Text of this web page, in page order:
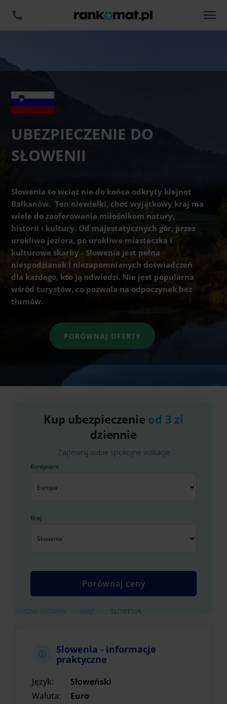
UBEZPIECZENIE DO
SŁOWENII
Słowenia to wciąż nie do końca odkryty klejnot
Bałkanów. Ten niewielki, choć wyjątkowy kraj ma
wiele do zaoferowania miłośnikom natury,
historii i kultury. Od majestatycznych gór, przez
urokliwe jeziora, po urokliwe miasteczka i
kulturowe skarby - Słowenia jest pełna
niespodzianek i niezapomnianych doświadczeń
dla każdego, kto ją odwiedzi. Nie jest popularna
wśród turystów, co pozwala na odpoczynek bez
tłumów.
PORÓWNAJ OFERTY
Kup ubezpieczenie od 3 zł
dziennie
Zapewnij sobie spokojne wakacje
Kontynent
Kraj
STRONA GŁÓWNA KRAJE AKTUALNIE:
SŁOWENIA
Słowenia - informacje
praktyczne
Język:
Słoweński
Waluta:
Euro